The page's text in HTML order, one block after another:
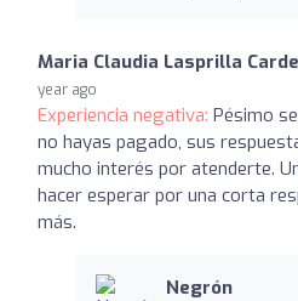
Maria Claudia Lasprilla
year ago
Experiencia negativa: Pésimo
no hayas pagado, sus
mucho interés por atenderte.
hacer esperar por una corta
más.
Negrón